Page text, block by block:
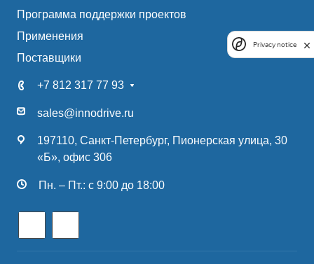
Программа поддержки проектов
Применения
Поставщики
+7 812 317 77 93
sales@innodrive.ru
197110, Санкт-Петербург, Пионерская улица, 30
«Б», офис 306
Пн. – Пт.: с 9:00 до 18:00
Privacy notice